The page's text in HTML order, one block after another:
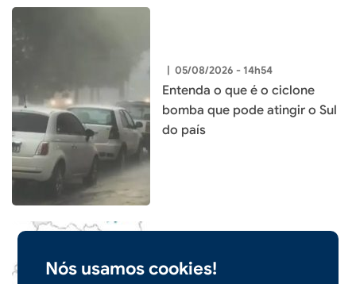
Nós usamos cookies!
| 05/08/2026 - 14h54
Entenda o que é o ciclone
bomba que pode atingir o Sul
do país
| 05/08/2026 - 09h19